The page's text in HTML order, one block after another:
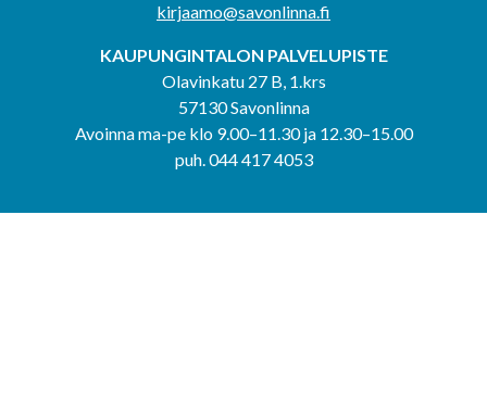
kirjaamo@savonlinna.fi
KAUPUNGINTALON PALVELUPISTE
Olavinkatu 27 B, 1.krs
57130 Savonlinna
Avoinna ma-pe klo 9.00–11.30 ja 12.30–15.00
puh. 044 417 4053